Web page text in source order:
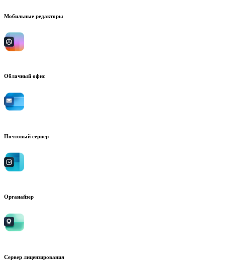
Мобильные редакторы
Облачный офис
Почтовый сервер
Органайзер
Сервер лицензирования